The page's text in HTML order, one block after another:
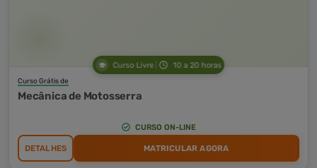
Curso Livre 10 a 20 horas
Curso Grátis de
Mecânica de Motosserra
CURSO ON-LINE
DETALHES MATRICULAR AGORA